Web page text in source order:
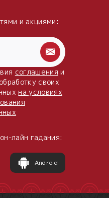
и акциями:
соглашения и
своих
на условиях
лайн гадания:
Android